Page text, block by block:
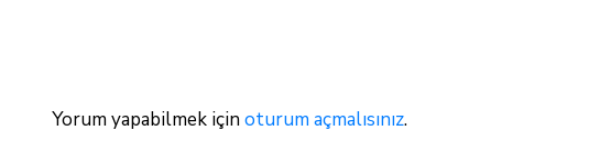
Yorum yapabilmek içinoturum açmalısınız.